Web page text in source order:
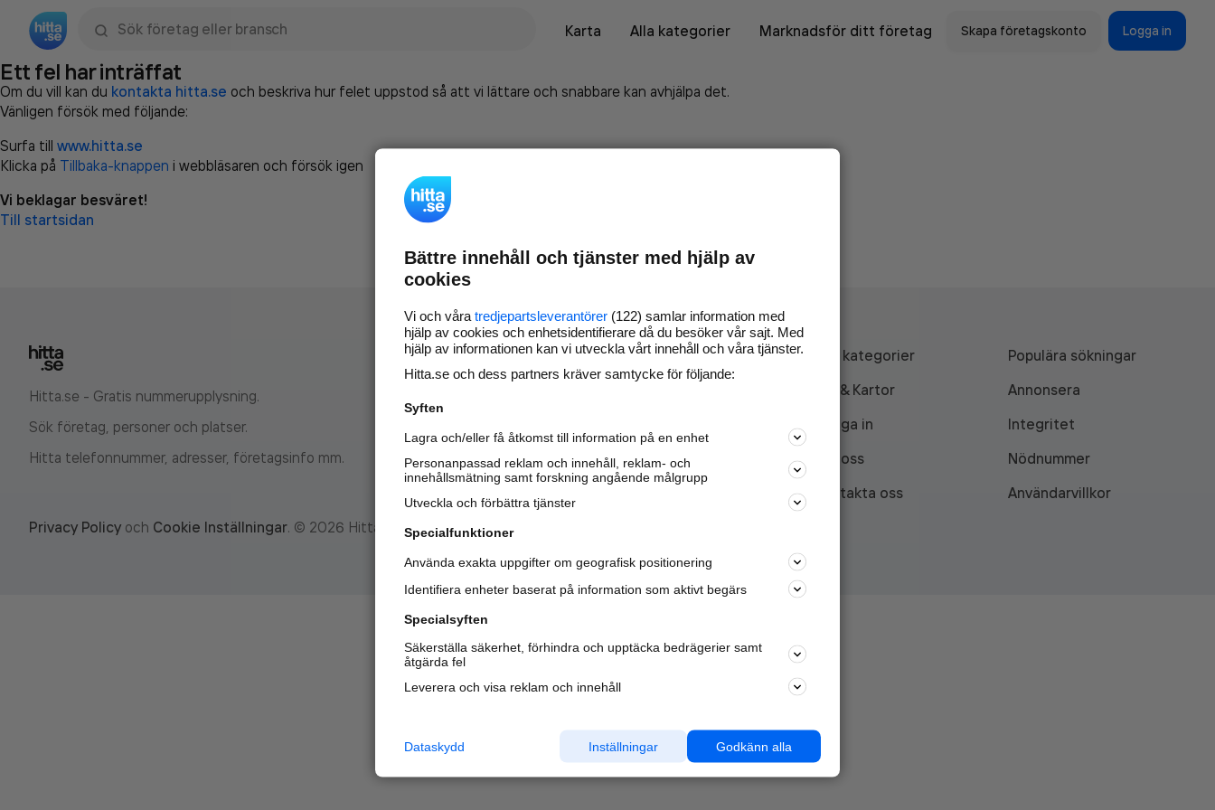
Karta
Alla kategorier Marknadsför ditt företag Skapa företagskonto Logga in
Ett fel har inträffat
Om du vill kan du kontakta hitta.se och beskriva hur felet uppstod så att vi lättare och snabbare kan avhjälpa det.
Vänligen försök med följande:
Surfa till www.hitta.se
Klicka på Tillbaka-knappen i webbläsaren och försök igen
Vi beklagar besväret!
Till startsidan
Hitta.se - Gratis nummerupplysning.
Sök företag, personer och platser.
Hitta telefonnummer, adresser, företagsinfo mm.
Marknadsför företaget på
nya kunder och
samarbetspartners nära dig.
Läs mer här
Alla kategorier
Populära sökningar
API & Kartor
Annonsera
Logga in
Integritet
Om oss
Nödnummer
Kontakta oss
Användarvillkor
Privacy Policy och Cookie Inställningar. © 2026 Hitta.se
Bättre innehåll och tjänster med hjälp av
cookies
Vi och våra tredjepartsleverantörer (122) samlar information med
hjälp av cookies och enhetsidentifierare då du besöker vår sajt. Med
hjälp av informationen kan vi utveckla vårt innehåll och våra tjänster.
Hitta.se och dess partners kräver samtycke för följande:
Syften
Lagra och/eller få åtkomst till information på en enhet
Personanpassad reklam och innehåll, reklam- och
innehållsmätning samt forskning angående målgrupp
Utveckla och förbättra tjänster
Specialfunktioner
Använda exakta uppgifter om geografisk positionering
Identifiera enheter baserat på information som aktivt begärs
Specialsyften
Säkerställa säkerhet, förhindra och upptäcka bedrägerier samt
åtgärda fel
Leverera och visa reklam och innehåll
Godkänn alla
Inställningar
Dataskydd